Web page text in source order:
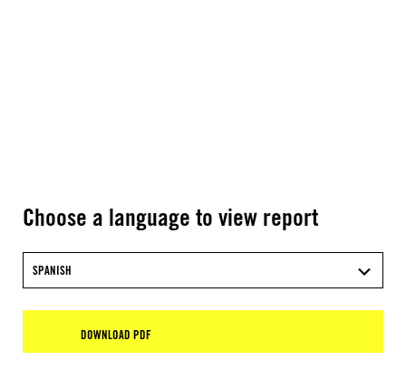
Choose a language to view report
SPANISH
DOWNLOAD PDF